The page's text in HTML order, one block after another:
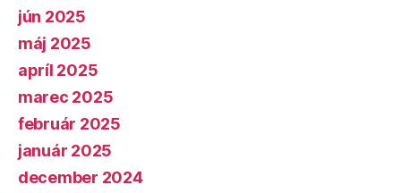
jún 2025
máj 2025
apríl 2025
marec 2025
február 2025
január 2025
december 2024